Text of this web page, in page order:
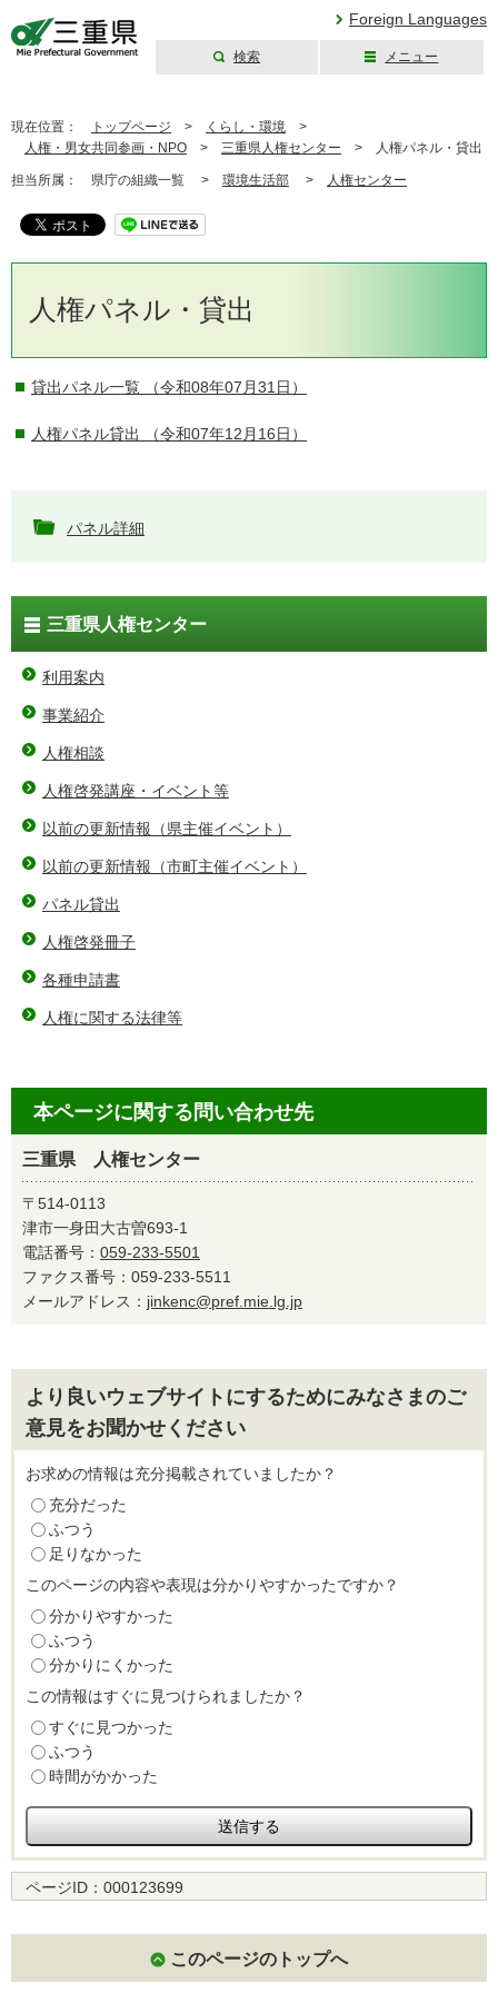
Foreign Languages
検索 メニュー
現在位置： トップページ > くらし・環境 >
人権・男女共同参画・NPO > 三重県人権センター > 人権パネル・貸出
担当所属： 県庁の組織一覧 > 環境生活部 > 人権センター
人権パネル・貸出
貸出パネル一覧 （令和08年07月31日）
人権パネル貸出 （令和07年12月16日）
パネル詳細
三重県人権センター
利用案内
事業紹介
人権相談
人権啓発講座・イベント等
以前の更新情報（県主催イベント）
以前の更新情報（市町主催イベント）
パネル貸出
人権啓発冊子
各種申請書
人権に関する法律等
本ページに関する問い合わせ先
三重県 人権センター
〒514-0113
津市一身田大古曽693-1
電話番号： 059-233-5501
ファクス番号：059-233-5511
メールアドレス： jinkenc@pref.mie.lg.jp
より良いウェブサイトにするためにみなさまのご
意見をお聞かせください
お求めの情報は充分掲載されていましたか？
充分だった
ふつう
足りなかった
このページの内容や表現は分かりやすかったですか？
分かりやすかった
ふつう
分かりにくかった
この情報はすぐに見つけられましたか？
すぐに見つかった
ふつう
時間がかかった
ページID： 000123699
このページのトップへ